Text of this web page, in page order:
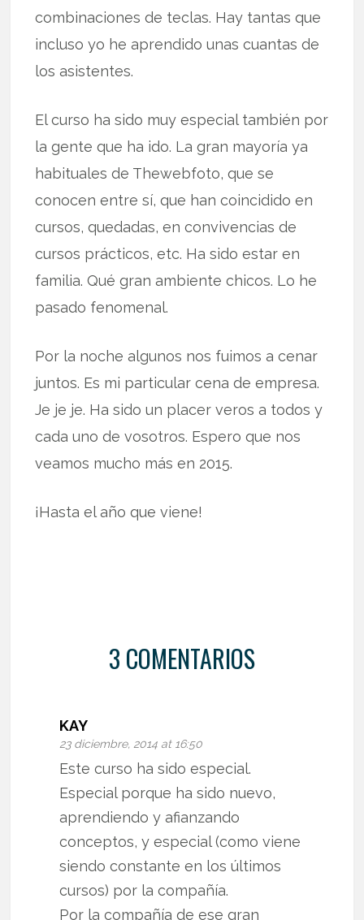
combinaciones de teclas. Hay tantas que
incluso yo he aprendido unas cuantas de
los asistentes.
El curso ha sido muy especial también por
la gente que ha ido. La gran mayoría ya
habituales de Thewebfoto, que se
conocen entre sí, que han coincidido en
cursos, quedadas, en convivencias de
cursos prácticos, etc. Ha sido estar en
familia. Qué gran ambiente chicos. Lo he
pasado fenomenal.
Por la noche algunos nos fuimos a cenar
juntos. Es mi particular cena de empresa.
Je je je. Ha sido un placer veros a todos y
cada uno de vosotros. Espero que nos
veamos mucho más en 2015.
¡Hasta el año que viene!
3 COMENTARIOS
KAY
23 diciembre, 2014 at 16:50
Este curso ha sido especial.
Especial porque ha sido nuevo,
aprendiendo y afianzando
conceptos, y especial (como viene
siendo constante en los últimos
cursos) por la compañía.
Por la compañía de ese gran